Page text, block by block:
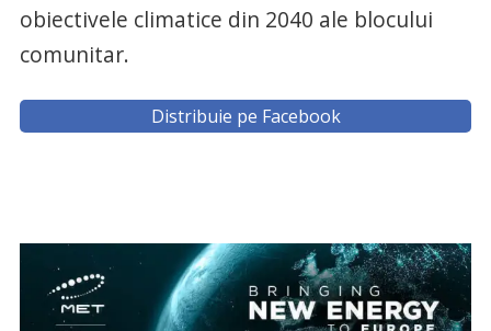
obiectivele climatice din 2040 ale blocului
comunitar.
Distribuie pe Facebook